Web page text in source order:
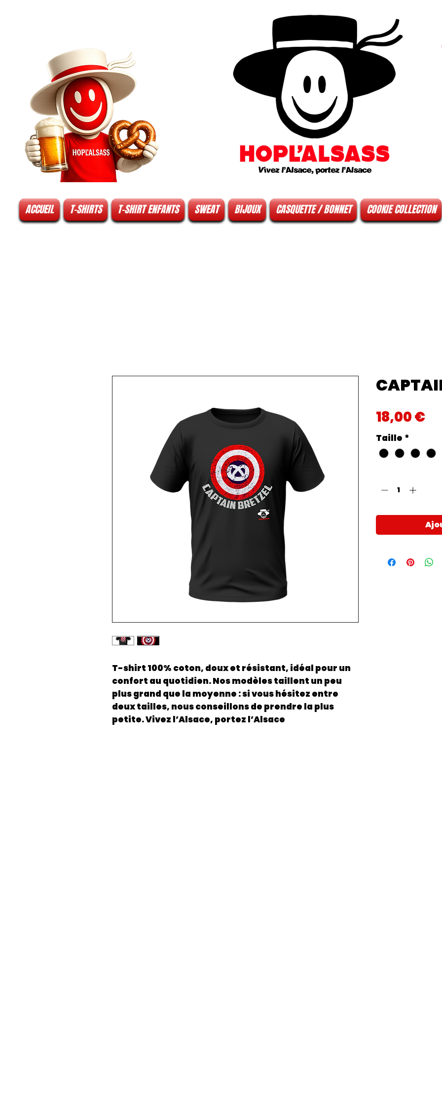
ACCUEIL T-SHIRTS T-SHIRT ENFANTS SWEAT BIJOUX CASQUETTE / BONNET COOKIE COLLECTION
T-shirt 100% coton, doux et résistant, idéal pour un
confort au quotidien. Nos modèles taillent un peu
plus grand que la moyenne : si vous hésitez entre
deux tailles, nous conseillons de prendre la plus
petite. Vivez l’Alsace, portez l’Alsace
18,00 €
Taille *